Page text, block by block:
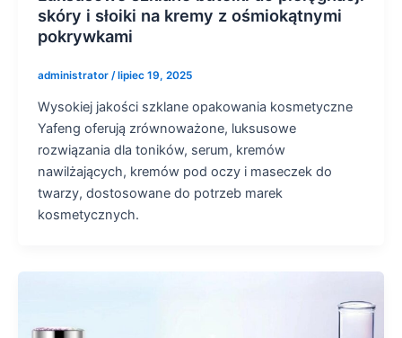
skóry i słoiki na kremy z ośmiokątnymi
pokrywkami
administrator /lipiec 19, 2025
Wysokiej jakości szklane opakowania kosmetyczne
Yafeng oferują zrównoważone, luksusowe
rozwiązania dla toników, serum, kremów
nawilżających, kremów pod oczy i maseczek do
twarzy, dostosowane do potrzeb marek
kosmetycznych.